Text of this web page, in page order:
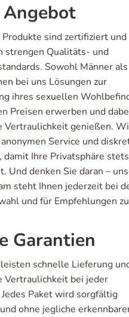
Angebot
sind zertifiziert und
strengen Qualitäts- und
Sowohl Männer als
bei uns Lösungen zur
ihres sexuellen
Preisen erwerben und
Vertraulichkeit genießen.
Service und
damit Ihre Privatsphäre stets
Und denken Sie daran –
steht Ihnen jederzeit bei
und für Empfehlungen
Garantien
schnelle Lieferung
Vertraulichkeit bei jeder
Paket wird sorgfältig
ohne jegliche